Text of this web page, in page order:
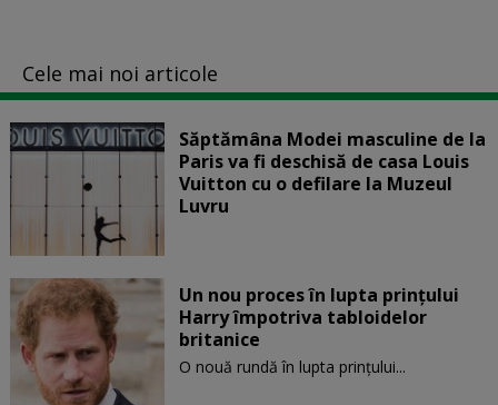
Cele mai noi articole
Săptămâna Modei masculine de la
Paris va fi deschisă de casa Louis
Vuitton cu o defilare la Muzeul
Luvru
Un nou proces în lupta prinţului
Harry împotriva tabloidelor
britanice
O nouă rundă în lupta prinţului...